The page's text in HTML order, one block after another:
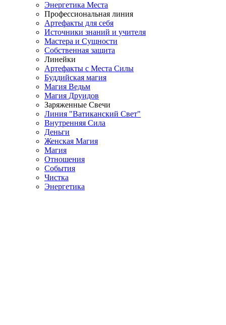
Энергетика Места
Профессиональная линия
Артефакты для себя
Источники знаний и учителя
Мастера и Сущности
Собственная защита
Линейки
Артефакты с Места Силы
Буддийская магия
Магия Ведьм
Магия Друидов
Заряженные Свечи
Линия "Ватиканский Свет"
Внутренняя Сила
Деньги
Женская Магия
Магия
Отношения
События
Чистка
Энергетика